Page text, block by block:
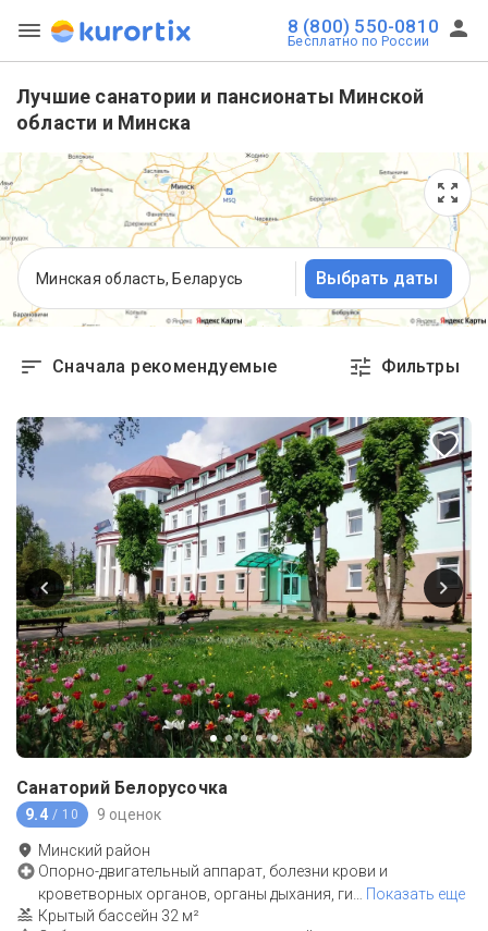
8 (800) 550-0810
Бесплатно по России
Лучшие санатории и пансионаты Минской
области и Минска
Минская область, Беларусь Выбрать даты
Сначала рекомендуемые Фильтры
Санаторий Белорусочка
9.4 / 10 9 оценок
Минский район
Опорно-двигательный аппарат, болезни крови и
кроветворных органов, органы дыхания, ги… Показать еще
Крытый бассейн 32 м²